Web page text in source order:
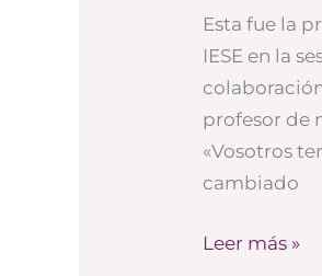
Esta fue la
IESE en la
profesor de
«Vosotros
cambiado
¿por
qué
sigue
de
la
forma?
Leer más »